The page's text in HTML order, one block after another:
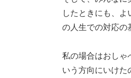
したときにも、
の人生での対応の
私の場合はおしゃ
いう方向にいけた